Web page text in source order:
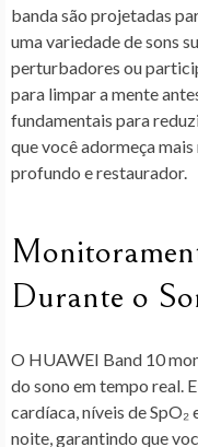
banda são projetadas
uma variedade de sons
perturbadores ou
para limpar a mente
fundamentais para
que você adormeça
profundo e restaurador.
Durante o
O HUAWEI Band 10
do sono em tempo real.
cardíaca, níveis de
noite, garantindo que